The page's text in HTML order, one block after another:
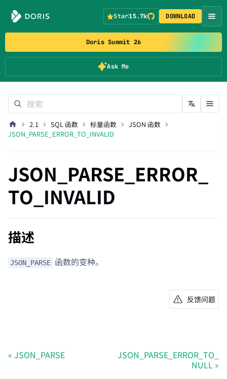
Doris Summit 26
Ask Me
Star15.7k DOWNLOAD
2.1 SQL 函数 标量函数
JSON 函数
JSON_PARSE_ERROR_TO_INVALID
JSON_PARSE_ERROR_
TO_INVALID
描述
JSON_PARSE 函数的变种。
反馈问题
JSON_PARSE
JSON_PARSE_ERROR_TO_
NULL